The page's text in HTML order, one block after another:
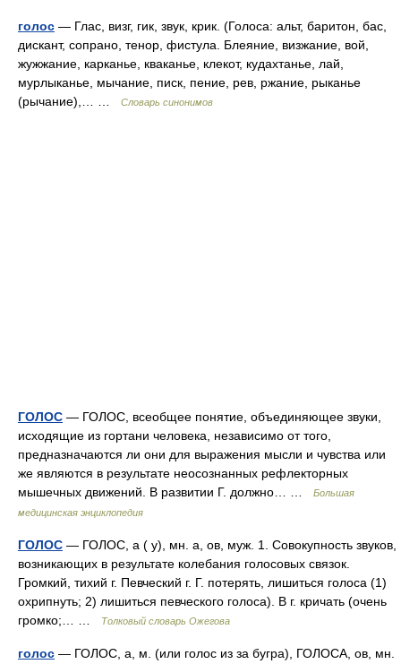
голос — Глас, визг, гик, звук, крик. (Голоса: альт, баритон, бас,
дискант, сопрано, тенор, фистула. Блеяние, визжание, вой,
жужжание, карканье, кваканье, клекот, кудахтанье, лай,
мурлыканье, мычание, писк, пение, рев, ржание, рыканье
(рычание),… …
Словарь синонимов
ГОЛОС — ГОЛОС, всеобщее понятие, объединяющее звуки,
исходящие из гортани человека, независимо от того,
предназначаются ли они для выражения мысли и чувства или
же являются в результате неосознанных рефлекторных
мышечных движений. В развитии Г. должно… …
Большая
медицинская энциклопедия
ГОЛОС — ГОЛОС, а ( у), мн. а, ов, муж. 1. Совокупность звуков,
возникающих в результате колебания голосовых связок.
Громкий, тихий г. Певческий г. Г. потерять, лишиться голоса (1)
охрипнуть; 2) лишиться певческого голоса). В г. кричать (очень
громко;… …
Толковый словарь Ожегова
голос — ГОЛОС, а, м. (или голос из за бугра), ГОЛОСА, ов, мн.